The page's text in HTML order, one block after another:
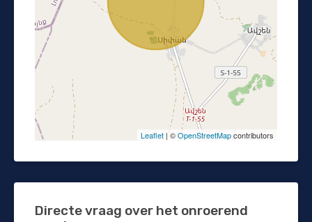
Leaflet | ©OpenStreetMapcontributors
Directe vraag over het onroerend